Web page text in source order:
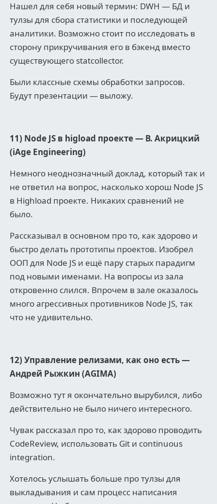
Нашел для себя новый термин: DWH — БД и
тулзы для сбора статистики и последующей
аналитики. Возможно стоит по исследовать в
сторону прикручивания его в бэкенд вместо
существующего statcollector.
Были классные схемы обработки запросов.
Будут презентации — выложу.
11) Node JS в higload проекте — В. Акрицкий
(iAge Engineering)
Немного неоднозначный доклад, который так и
не ответил на вопрос, насколько хорош Node JS
в Highload проекте. Никаких сравнений не
было.
Рассказывал в основном про то, как здорово и
быстро делать прототипы проектов. Изобрел
ООП для Node JS и ещё пару старых парадигм
под новыми именами. На вопросы из зала
откровенно слился. Впрочем в зале оказалось
много агрессивных противников Node JS, так
что не удивительно.
12) Управление релизами, как оно есть —
Андрей Рыжкин (AGIMA)
Возможно тут я окончательно вырубился, либо
действительно не было ничего интересного.
Чувак рассказал про то, как здорово проводить
CodeReview, использовать Git и continuous
integration.
Хотелось услышать больше про тулзы для
выкладывания и сам процесс написания